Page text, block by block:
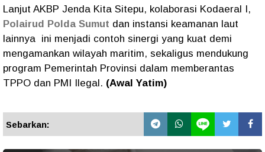
Lanjut AKBP Jenda Kita Sitepu, ​kolaborasi Kodaeral I,
Polairud Polda Sumut dan instansi keamanan laut
lainnya ini menjadi contoh sinergi yang kuat demi
mengamankan wilayah maritim, sekaligus mendukung
program Pemerintah Provinsi dalam memberantas
TPPO dan PMI Ilegal. (Awal Yatim)
Sebarkan: